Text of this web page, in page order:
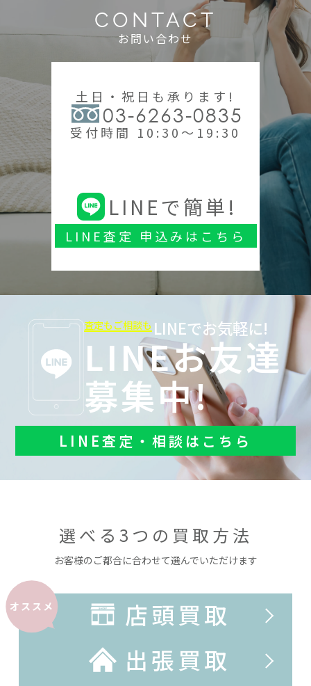
CONTACT
お問い合わせ
土日・祝日も承ります!
03-6263-0835
受付時間 10:30～19:30
LINEで簡単!
LINE査定 申込みはこちら
査定もご相談も LINEでお気軽に!
LINEお友達
募集中!
LINE査定・相談はこちら
選べる3つの買取方法
お客様のご都合に合わせて選んでいただけます
オススメ
店頭買取
出張買取